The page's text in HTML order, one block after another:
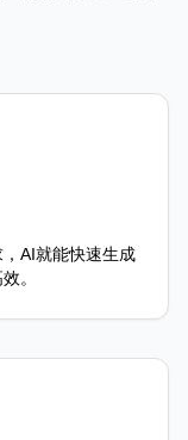
AI就能快速生成
。